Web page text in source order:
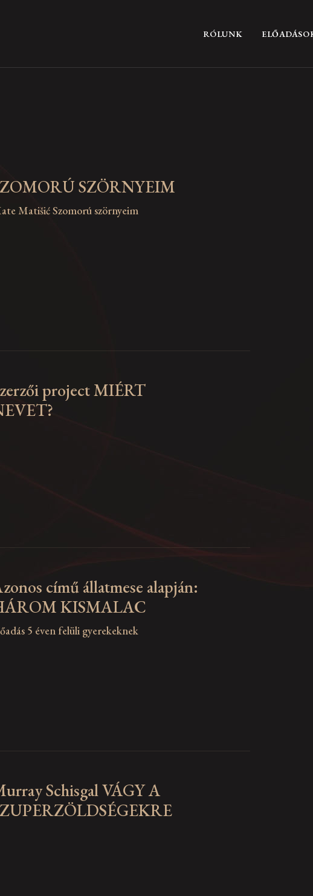
RÓLUNK
SZÖRNYEIM
Matišić Szomorú szörnyeim
project MIÉRT
című állatmese alapján:
KISMALAC
5 éven felüli gyerekeknek
Schisgal VÁGY A